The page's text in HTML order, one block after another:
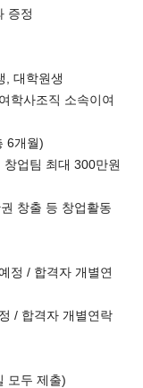
증정
, 대학원생
학사조직 소속이여
6개월)
업팀 최대 300만원
창출 등 창업활동
정 / 합격자 개별연
/ 합격자 개별연락
모두 제출)